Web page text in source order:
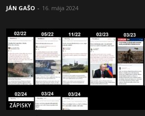
JÁN GAŠO - 16. mája 2024
ZÁPISKY